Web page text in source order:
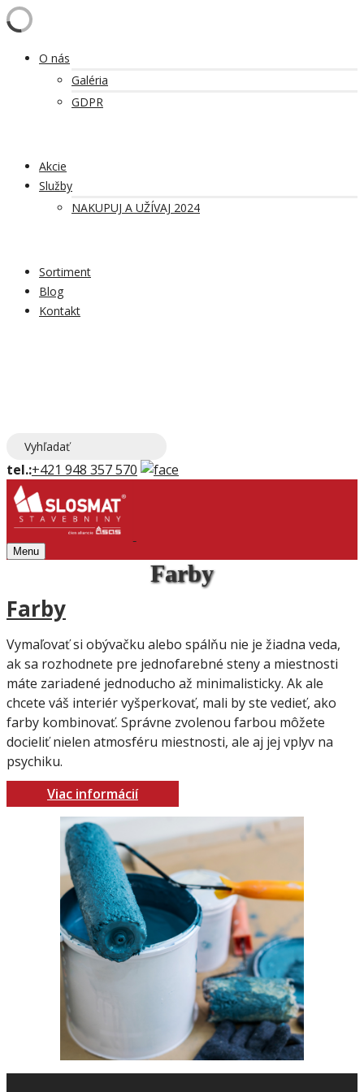
O nás
Galéria
GDPR
Akcie
Služby
NAKUPUJ A UŽÍVAJ 2024
Sortiment
Blog
Kontakt
tel.:+421 948 357 570
Menu
Farby
Farby
Vymaľovať si obývačku alebo spálňu nie je žiadna veda,
ak sa rozhodnete pre jednofarebné steny a miestnosti
máte zariadené jednoducho až minimalisticky. Ak ale
chcete váš interiér vyšperkovať, mali by ste vedieť, ako
farby kombinovať. Správne zvolenou farbou môžete
docieliť nielen atmosféru miestnosti, ale aj jej vplyv na
psychiku.
Viac informácií